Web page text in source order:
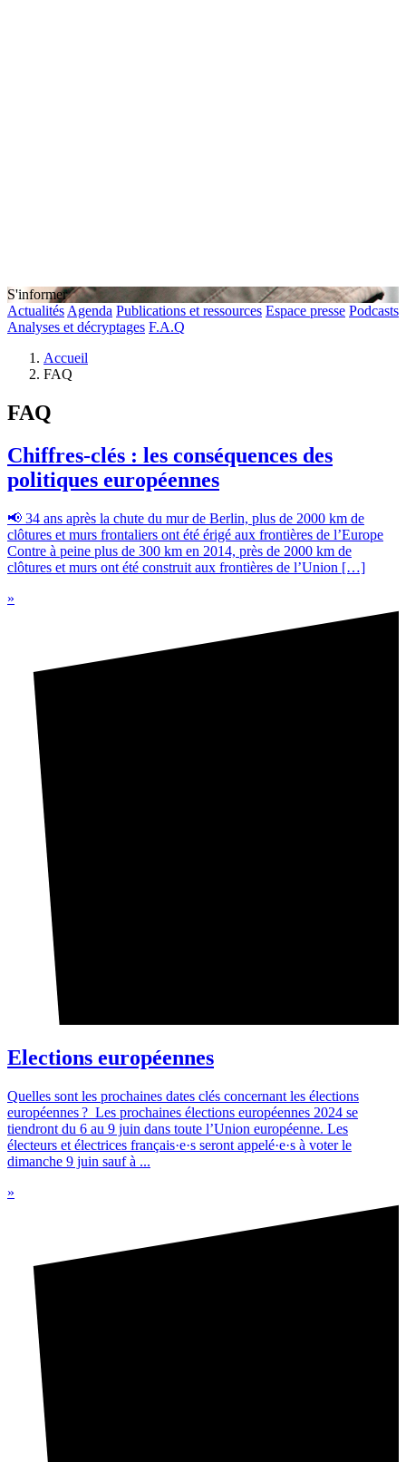
S'informer
Actualités Agenda Publications et ressources Espace presse Podcasts
Analyses et décryptages F.A.Q
Accueil
FAQ
FAQ
Chiffres-clés : les conséquences des
politiques européennes
📢 34 ans après la chute du mur de Berlin, plus de 2000 km de
clôtures et murs frontaliers ont été érigé aux frontières de l’Europe
Contre à peine plus de 300 km en 2014, près de 2000 km de
clôtures et murs ont été construit aux frontières de l’Union […]
»
Elections européennes
Quelles sont les prochaines dates clés concernant les élections
européennes ? Les prochaines élections européennes 2024 se
tiendront du 6 au 9 juin dans toute l’Union européenne. Les
électeurs et électrices français·e·s seront appelé·e·s à voter le
dimanche 9 juin sauf à ...
»